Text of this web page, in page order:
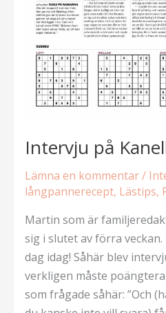
Intervju på
Lämna en kommentar/
långpannerecept, Lästips,
Martin som är
sig i slutet av förra
dag idag! Såhär blev
verkligen måste
som frågade såhär: ”Och